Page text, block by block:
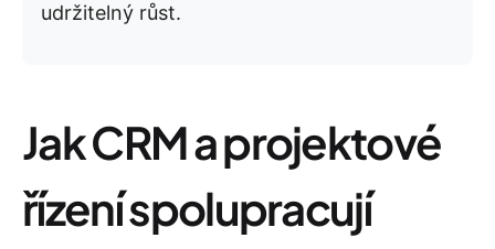
udržitelný růst.
Jak CRM a projektové
řízení spolupracují